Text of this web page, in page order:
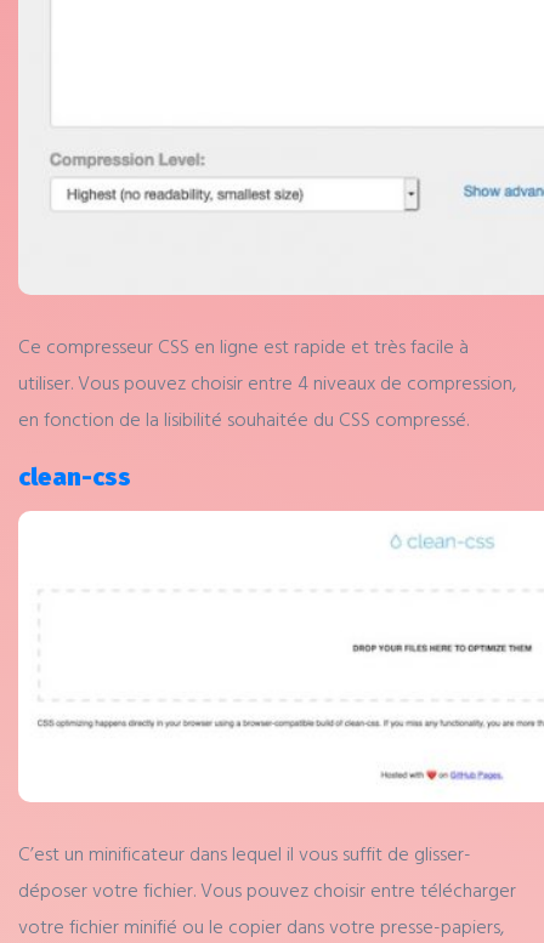
Ce compresseur CSS en ligne est rapide et très facile à
utiliser. Vous pouvez choisir entre 4 niveaux de compression,
en fonction de la lisibilité souhaitée du CSS compressé.
clean-css
C’est un minificateur dans lequel il vous suffit de glisser-
déposer votre fichier. Vous pouvez choisir entre télécharger
votre fichier minifié ou le copier dans votre presse-papiers,